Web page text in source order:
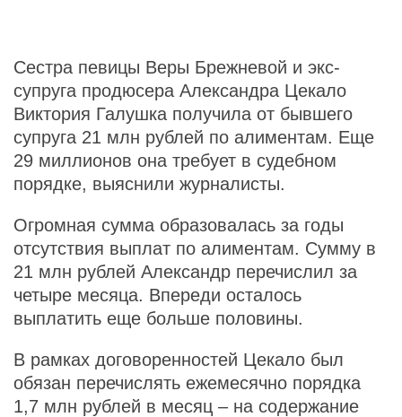
Сестра певицы Веры Брежневой и экс-
супруга продюсера Александра Цекало
Виктория Галушка получила от бывшего
супруга 21 млн рублей по алиментам. Еще
29 миллионов она требует в судебном
порядке, выяснили журналисты.
Огромная сумма образовалась за годы
отсутствия выплат по алиментам. Сумму в
21 млн рублей Александр перечислил за
четыре месяца. Впереди осталось
выплатить еще больше половины.
В рамках договоренностей Цекало был
обязан перечислять ежемесячно порядка
1,7 млн рублей в месяц – на содержание